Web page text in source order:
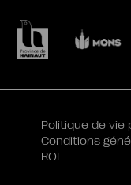
Politique de vie
Conditions
ROI